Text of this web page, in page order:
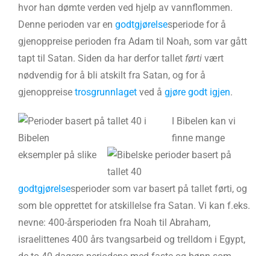
hvor han dømte verden ved hjelp av vannflommen.
Denne perioden var en godtgjørelsesperiode for å
gjenoppreise perioden fra Adam til Noah, som var gått
tapt til Satan. Siden da har derfor tallet førti vært
nødvendig for å bli atskilt fra Satan, og for å
gjenoppreise trosgrunnlaget ved å gjøre godt igjen.
I Bibelen kan vi
finne mange
eksempler på slike
godtgjørelsesperioder som var basert på tallet førti, og
som ble opprettet for atskillelse fra Satan. Vi kan f.eks.
nevne: 400-årsperioden fra Noah til Abraham,
israelittenes 400 års tvangsarbeid og trelldom i Egypt,